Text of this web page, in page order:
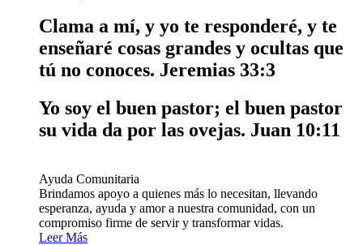
Clama a mí, y yo te responderé, y te
enseñaré cosas grandes y ocultas que
tú no conoces. Jeremias 33:3
Yo soy el buen pastor; el buen pastor
su vida da por las ovejas. Juan 10:11
Ayuda Comunitaria
Brindamos apoyo a quienes más lo necesitan, llevando
esperanza, ayuda y amor a nuestra comunidad, con un
compromiso firme de servir y transformar vidas.
Leer Más